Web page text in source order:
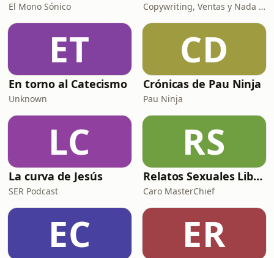
El Mono Sónico Copywriting, Ventas y Nada que Perder
ET
En torno al Catecismo
Unknown
CD
Crónicas de Pau Ninja
Pau Ninja
LC
La curva de Jesús
SER Podcast
RS
Relatos Sexuales Liberales
Caro MasterChief
EC ER